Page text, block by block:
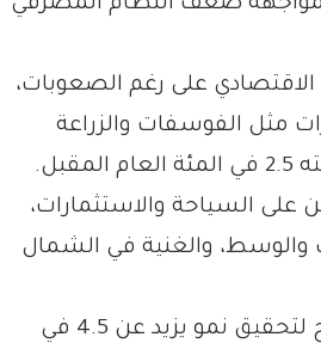
على رغم الصعوبات،
مثل الفوسفات والزراعة
على السياحة والاستثمارات،
والوسط، والغنية في الشمال
أما الإقتصاد المغربي، فيبدو في وضع أفضل وهو مرشح لتحقيق نمو يزيد عن 4.5 في